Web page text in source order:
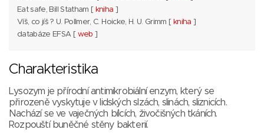
Eat safe, Bill Statham [ kniha ]
Víš, co jíš ? U. Pollmer, C. Hoicke, H. U. Grimm [ kniha ]
databáze EFSA [ web ]
Charakteristika
Lysozym je přírodní antimikrobiální enzym, který se
přirozeně vyskytuje v lidských slzách, slinách, sliznicích.
Nachází se ve vaječných bílcích, živočišných tkáních.
Rozpouští buněčné stěny bakterií.